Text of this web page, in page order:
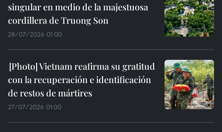
singular en medio de la majestuosa
cordillera de Truong Son
28/07/2026 01:00
Vietnam reafirma su gratitud
con la recuperación e identificación
de restos de mártires
27/07/2026 01:00